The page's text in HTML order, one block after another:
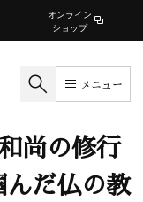
オンライン
ショップ
メニュー
尚の修行
だ仏の教